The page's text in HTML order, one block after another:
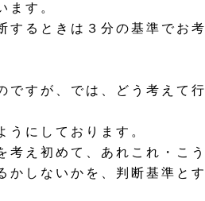
ます。
するときは３分の基準でお考
ですが、では、どう考えて行
うにしております。
考え初めて、あれこれ・こう
かしないかを、判断基準とす